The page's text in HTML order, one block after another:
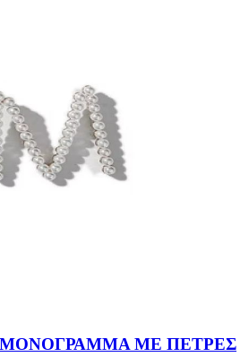
ΜΕ ΠΕΤΡΕΣ